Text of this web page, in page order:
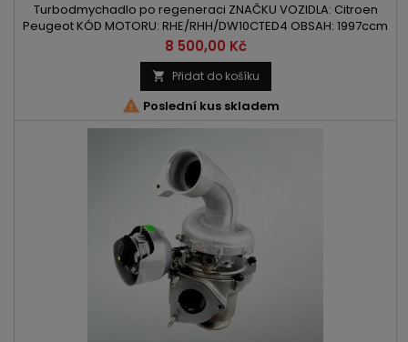
Turbodmychadlo po regeneraci ZNAČKU VOZIDLA: Citroen
Peugeot KÓD MOTORU: RHE/RHH/DW10CTED4 OBSAH: 1997ccm
2.0HDI VÝKON: 110kW/150PS / 120kW/163PS ROK VÝROBY: 2009 -
POZOR: Turbodmychadlo chlazené kapalino
Cena
8 500,00 Kč
 Přidat do košíku
 Poslední kus skladem